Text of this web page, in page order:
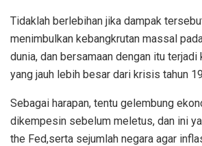
Tidaklah berlebihan jika dampak
menimbulkan kebangkrutan massal
dunia, dan bersamaan dengan itu
yang jauh lebih besar dari krisis tahun
Sebagai harapan, tentu gelembung
dikempesin sebelum meletus, dan ini
the Fed,serta sejumlah negara agar